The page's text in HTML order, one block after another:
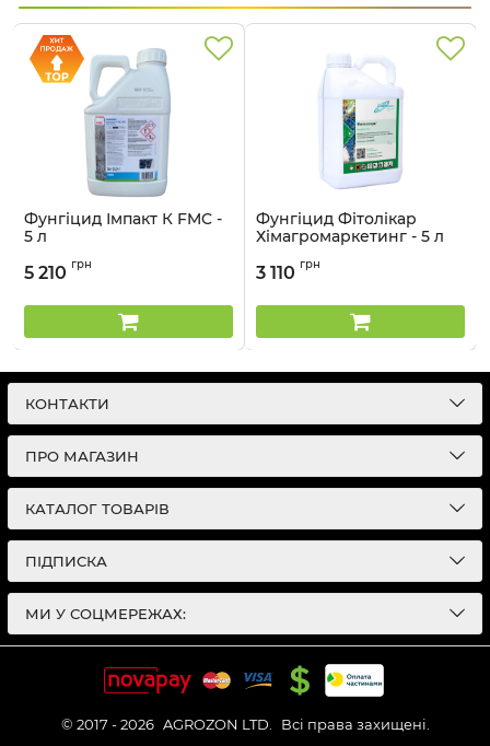
Фунгіцид Імпакт К FMC -
5 л
5 210 грн
Фунгіцид Фітолікар
Хімагромаркетинг - 5 л
3 110 грн
КОНТАКТИ
ПРО МАГАЗИН
КАТАЛОГ ТОВАРІВ
ПІДПИСКА
МИ У СОЦМЕРЕЖАХ:
© 2017 - 2026 AGROZON LTD. Всі права захищені.